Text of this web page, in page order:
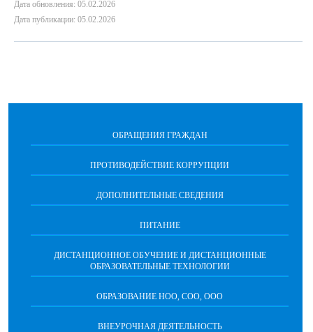
Дата обновления: 05.02.2026
Дата публикации: 05.02.2026
ОБРАЩЕНИЯ ГРАЖДАН
ПРОТИВОДЕЙСТВИЕ КОРРУПЦИИ
ДОПОЛНИТЕЛЬНЫЕ СВЕДЕНИЯ
ПИТАНИЕ
ДИСТАНЦИОННОЕ ОБУЧЕНИЕ И ДИСТАНЦИОННЫЕ
ОБРАЗОВАТЕЛЬНЫЕ ТЕХНОЛОГИИ
ОБРАЗОВАНИЕ НОО, СОО, ООО
ВНЕУРОЧНАЯ ДЕЯТЕЛЬНОСТЬ